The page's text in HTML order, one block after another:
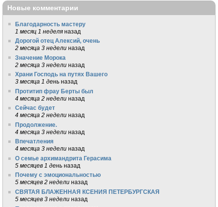
Новые комментарии
Благодарность мастеру
1 месяц 1 неделя назад
Дорогой отец Алексий, очень
2 месяца 3 недели назад
Значение Морока
2 месяца 3 недели назад
Храни Господь на путях Вашего
3 месяца 1 день назад
Протитип фрау Берты был
4 месяца 2 недели назад
Сейчас будет
4 месяца 2 недели назад
Продолжение.
4 месяца 3 недели назад
Впечатления
4 месяца 3 недели назад
О семье архимандрита Герасима
5 месяцев 1 день назад
Почему с эмоциональностью
5 месяцев 2 недели назад
СВЯТАЯ БЛАЖЕННАЯ КСЕНИЯ ПЕТЕРБУРГСКАЯ
5 месяцев 3 недели назад